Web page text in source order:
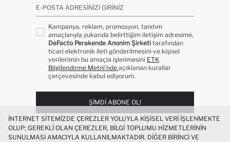
E-POSTA ADRESINIZI GIRINIZ
Kampanya, reklam, promosyon, tanıtım
amaçlarıyla yukarıda belirttiğim iletişim adresime,
DeFacto Perakende Anonim Şirketi tarafından
ticari elektronik ileti gönderilmesini ve kişisel
verilerimin bu amaçla işlenmesini ETK
Bilgilendirme Metni’nde açıklanan kurallar
çerçevesinde kabul ediyorum.
ŞIMDI ABONE OL!
İNTERNET SITEMIZDE ÇEREZLER YOLUYLA KIŞISEL VERI IŞLENMEKTE
OLUP; GEREKLI OLAN ÇEREZLER, BILGI TOPLUMU HIZMETLERININ
SUNULMASI AMACIYLA KULLANILMAKTADIR. DIĞER BIRINCI VE